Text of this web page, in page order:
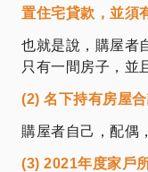
置住宅貸款，並須
也就是說，購屋者
只有一間房子，並
(2) 名下持有房屋
購屋者自己，配偶
(3) 2021年度家戶